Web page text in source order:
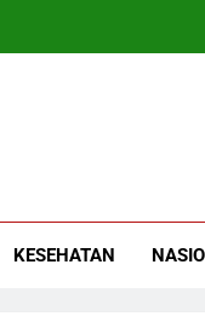
KESEHATAN